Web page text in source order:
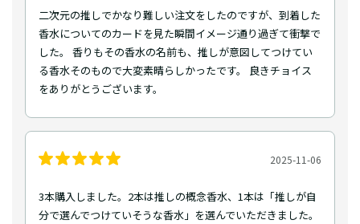
二次元の推しでかなり難しい注文をしたのですが、到着した
香水についてのカードを見た瞬間イメージ通り過ぎて衝撃で
した。 香りもその香水の名前も、推しが意図してつけてい
る香水そのもので大変素晴らしかったです。 良きチョイス
をありがとうございます。
2025-11-06
3本購入しました。2本は推しの概念香水、1本は「推しが自
分で選んでつけていそうな香水」を選んでいただきました。